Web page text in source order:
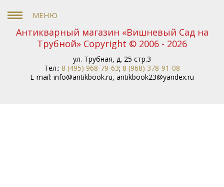
Антикварный магазин «Вишневый Сад на
Трубной» Copyright © 2006 - 2026
ул. Трубная, д. 25 стр.3
Тел.: 8 (495) 968-79-63; 8 (968) 378-91-08
E-mail: info@antikbook.ru, antikbook23@yandex.ru